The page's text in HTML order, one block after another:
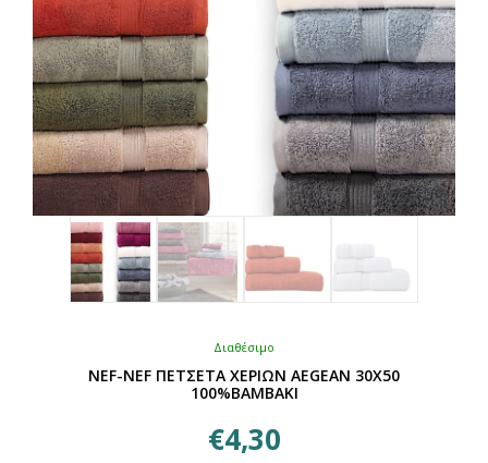
σελίδα
προϊόντος
Διαθέσιμο
NEF-NEF ΠΕΤΣΕΤΑ ΧΕΡΙΩΝ AEGEAN 30Χ50
100%ΒΑΜΒΑΚΙ
€4,30